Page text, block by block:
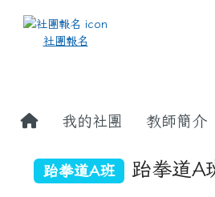
社團報名
我的社團 教師簡介
跆拳道A班 跆拳道A